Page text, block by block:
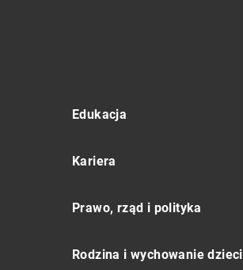
Edukacja
Kariera
Prawo, rząd i polityka
Rodzina i wychowanie dzieci